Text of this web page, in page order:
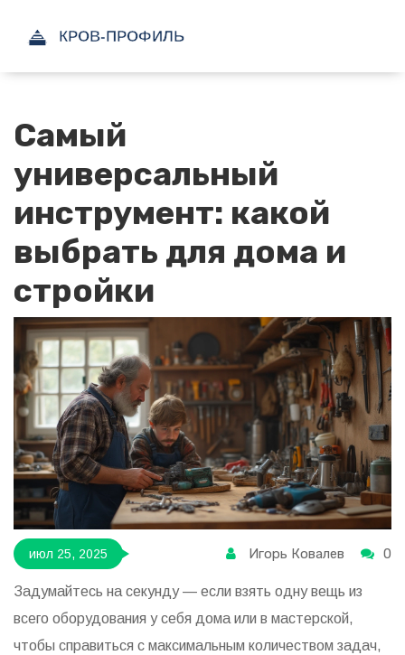
Самый
универсальный
инструмент: какой
выбрать для дома и
стройки
июл 25, 2025 Игорь Ковалев 0
Задумайтесь на секунду — если взять одну вещь из
всего оборудования у себя дома или в мастерской,
чтобы справиться с максимальным количеством задач,